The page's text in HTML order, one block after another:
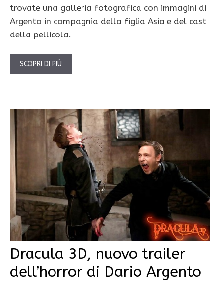
trovate una galleria fotografica con immagini di
Argento in compagnia della figlia Asia e del cast
della pellicola.
SCOPRI DI PIÙ
Dracula 3D, nuovo trailer
dell’horror di Dario Argento